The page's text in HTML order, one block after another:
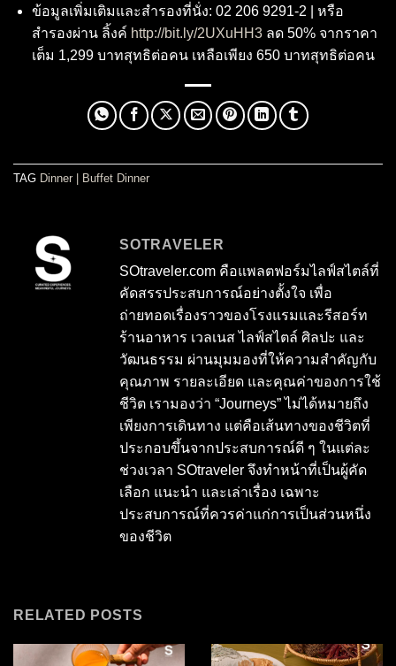
ข้อมูลเพิ่มเติมและสำรองที่นั่ง: 02 206 9291-2 | หรือ
สำรองผ่าน ลิ้งค์ http://bit.ly/2UXuHH3ลด 50% จากราคา
เต็ม 1,299 บาทสุทธิต่อคน เหลือเพียง 650 บาทสุทธิต่อคน
TAG Dinner Buffet Dinner
SOTRAVELER
SOtraveler.com คือแพลตฟอร์มไลฟ์สไตล์ที่
คัดสรรประสบการณ์อย่างตั้งใจ เพื่อ
ถ่ายทอดเรื่องราวของโรงแรมและรีสอร์ท
ร้านอาหาร เวลเนส ไลฟ์สไตล์ ศิลปะ และ
วัฒนธรรม ผ่านมุมมองที่ให้ความสำคัญกับ
คุณภาพ รายละเอียด และคุณค่าของการใช้
ชีวิต เรามองว่า “Journeys” ไม่ได้หมายถึง
เพียงการเดินทาง แต่คือเส้นทางของชีวิตที่
ประกอบขึ้นจากประสบการณ์ดี ๆ ในแต่ละ
ช่วงเวลา SOtraveler จึงทำหน้าที่เป็นผู้คัด
เลือก แนะนำ และเล่าเรื่อง เฉพาะ
ประสบการณ์ที่ควรค่าแก่การเป็นส่วนหนึ่ง
ของชีวิต
RELATED POSTS